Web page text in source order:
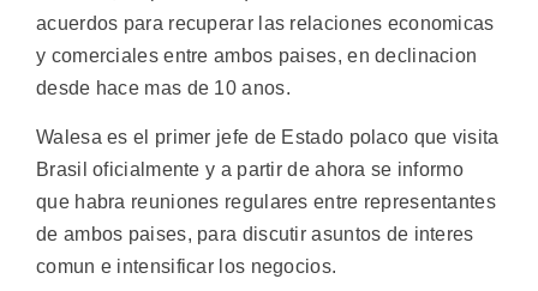
acuerdos para recuperar las relaciones economicas
y comerciales entre ambos paises, en declinacion
desde hace mas de 10 anos.
Walesa es el primer jefe de Estado polaco que visita
Brasil oficialmente y a partir de ahora se informo
que habra reuniones regulares entre representantes
de ambos paises, para discutir asuntos de interes
comun e intensificar los negocios.